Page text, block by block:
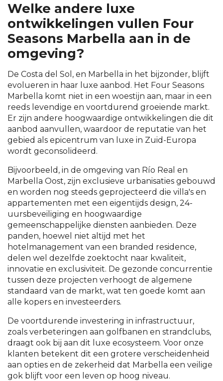
Welke andere luxe
ontwikkelingen vullen Four
Seasons Marbella aan in de
omgeving?
De Costa del Sol, en Marbella in het bijzonder, blijft
evolueren in haar luxe aanbod. Het Four Seasons
Marbella komt niet in een woestijn aan, maar in een
reeds levendige en voortdurend groeiende markt.
Er zijn andere hoogwaardige ontwikkelingen die dit
aanbod aanvullen, waardoor de reputatie van het
gebied als epicentrum van luxe in Zuid-Europa
wordt geconsolideerd.
Bijvoorbeeld, in de omgeving van Río Real en
Marbella Oost, zijn exclusieve urbanisaties gebouwd
en worden nog steeds geprojecteerd die villa's en
appartementen met een eigentijds design, 24-
uursbeveiliging en hoogwaardige
gemeenschappelijke diensten aanbieden. Deze
panden, hoewel niet altijd met het
hotelmanagement van een branded residence,
delen wel dezelfde zoektocht naar kwaliteit,
innovatie en exclusiviteit. De gezonde concurrentie
tussen deze projecten verhoogt de algemene
standaard van de markt, wat ten goede komt aan
alle kopers en investeerders.
De voortdurende investering in infrastructuur,
zoals verbeteringen aan golfbanen en strandclubs,
draagt ook bij aan dit luxe ecosysteem. Voor onze
klanten betekent dit een grotere verscheidenheid
aan opties en de zekerheid dat Marbella een veilige
gok blijft voor een leven op hoog niveau.